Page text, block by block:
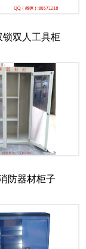
锁双人工具柜
防器材柜子